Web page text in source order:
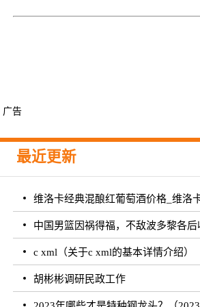
广告
最近更新
维洛卡经典混酿红葡萄酒价格_维洛
中国男篮因祸得福，不敌波多黎各
c xml（关于c xml的基本详情介绍）
胡彬彬调研民政工作